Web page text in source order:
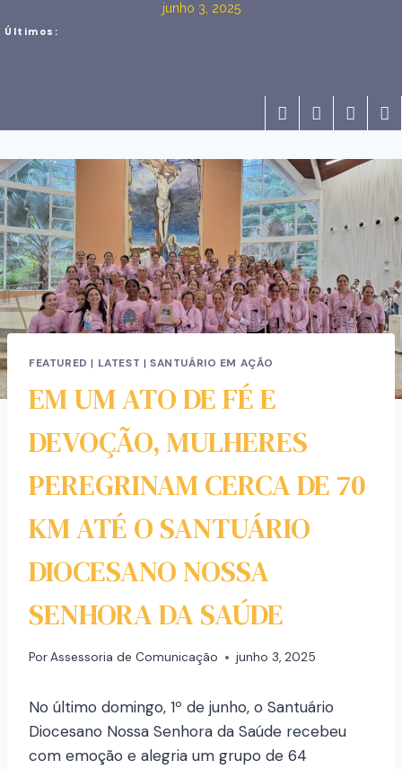
junho 3, 2025
Últimos:
FEATURED | LATEST | SANTUÁRIO EM AÇÃO
EM UM ATO DE FÉ E
DEVOÇÃO, MULHERES
PEREGRINAM CERCA DE 70
KM ATÉ O SANTUÁRIO
DIOCESANO NOSSA
SENHORA DA SAÚDE
PorAssessoria de Comunicação junho 3, 2025
No último domingo, 1º de junho, o Santuário
Diocesano Nossa Senhora da Saúde recebeu
com emoção e alegria um grupo de 64